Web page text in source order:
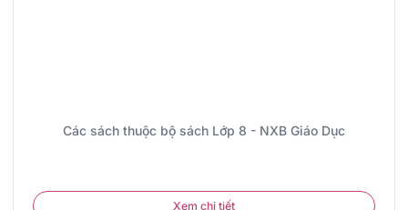
Các sách thuộc bộ sách Lớp 8 - NXB Giáo Dục
Xem chi tiết